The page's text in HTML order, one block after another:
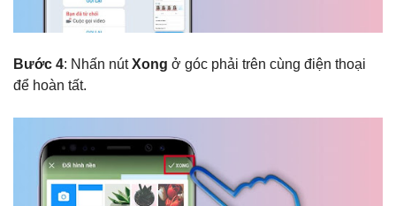
Bước 4: Nhấn nútXong ở góc phải trên cùng điện thoại
để hoàn tất.